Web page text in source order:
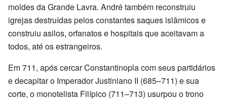
moldes da Grande Lavra. André também reconstruiu
igrejas destruídas pelos constantes saques islâmicos e
construiu asilos, orfanatos e hospitais que aceitavam a
todos, até os estrangeiros.
Em 711, após cercar Constantinopla com seus partidários
e decapitar o Imperador Justiniano II (685–711) e sua
corte, o monotelista Filípico (711–713) usurpou o trono